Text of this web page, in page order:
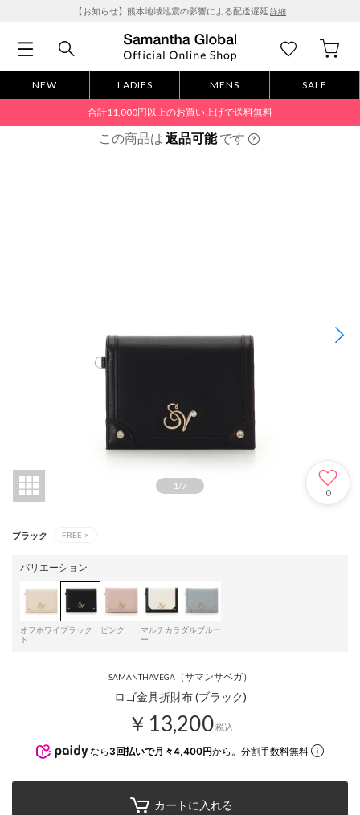
【お知らせ】熊本地域地震の影響による配送遅延 詳細
NEW LADIES MENS SALE
合計11,000円以上のお買い上げで送料無料
この商品は 返品可能です
1/7
0
ブラック FREE ×
バリエーション
オフホワイ
ト
ブラック ピンク
マルチカラ
ー
ダルブルー
SAMANTHAVEGA（サマンサベガ）
ロゴ金具折財布 (ブラック)
￥13,200税込
なら 3回払いで月々4,400円から。分割手数料無料
カートに入れる